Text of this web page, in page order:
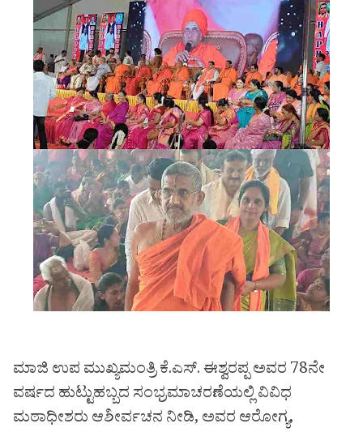
ಮಾಜಿ ಉಪ ಮುಖ್ಯಮಂತ್ರಿ ಕೆ.ಎಸ್. ಈಶ್ವರಪ್ಪ ಅವರ 78ನೇ
ವರ್ಷದ ಹುಟ್ಟುಹಬ್ಬದ ಸಂಭ್ರಮಾಚರಣೆಯಲ್ಲಿ ವಿವಿಧ
ಮಠಾಧೀಶರು ಆಶೀರ್ವಚನ ನೀಡಿ, ಅವರ ಆರೋಗ್ಯ,